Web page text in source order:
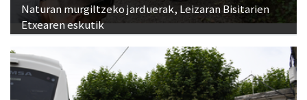
Naturan murgiltzeko jarduerak, Leizaran Bisitarien
Etxearen eskutik